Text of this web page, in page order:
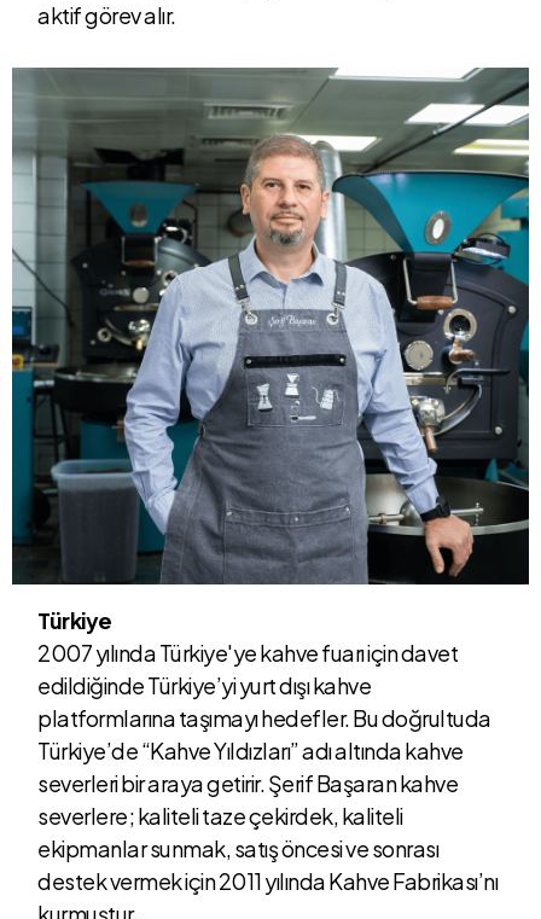
aktif görev alır.
Türkiye
2007 yılında Türkiye'ye kahve fuarı için davet
edildiğinde Türkiye’yi yurt dışı kahve
platformlarına taşımayı hedefler. Bu doğrultuda
Türkiye’de “Kahve Yıldızları” adı altında kahve
severleri bir araya getirir. Şerif Başaran kahve
severlere; kaliteli taze çekirdek, kaliteli
ekipmanlar sunmak, satış öncesi ve sonrası
destek vermek için 2011 yılında Kahve Fabrikası’nı